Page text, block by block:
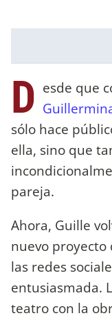
D esde que
sólo hace
ella, sino que
pareja.
Ahora, Guille
nuevo proyecto
las redes
entusiasmada.
teatro con la